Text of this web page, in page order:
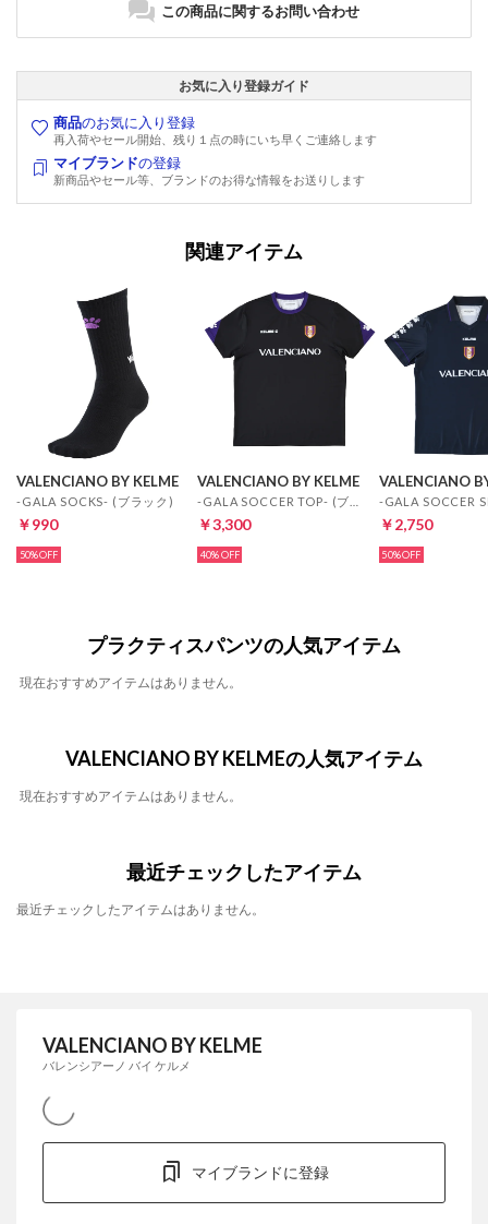
この商品に関するお問い合わせ
お気に入り登録ガイド
商品のお気に入り登録
再入荷やセール開始、残り１点の時にいち早くご連絡します
マイブランドの登録
新商品やセール等、ブランドのお得な情報をお送りします
関連アイテム
VALENCIANO BY KELME
-GALA SOCKS- (ブラック)
￥990
50%
VALENCIANO BY KELME
￥3,300
40%
VALENCIANO
￥2,750
50%
プラクティスパンツの人気アイテム
現在おすすめアイテムはありません。
VALENCIANO BY KELMEの人気アイテム
現在おすすめアイテムはありません。
最近チェックしたアイテム
最近チェックしたアイテムはありません。
VALENCIANO BY KELME
バレンシアーノ バイ ケルメ
マイブランドに登録